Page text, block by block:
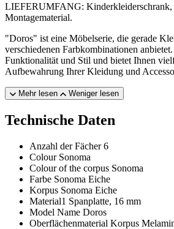
LIEFERUMFANG: Kinderkleiderschrank,
Montagematerial.
"Doros" ist eine Möbelserie, die gerade
verschiedenen Farbkombinationen
Funktionalität und Stil und bietet Ihnen
Aufbewahrung Ihrer Kleidung und
Mehr lesen Weniger lesen
Technische Daten
Anzahl der Fächer 6
Colour Sonoma
Colour of the corpus Sonoma
Farbe Sonoma Eiche
Korpus Sonoma Eiche
Material1 Spanplatte, 16 mm
Model Name Doros
Oberflächenmaterial Korpus